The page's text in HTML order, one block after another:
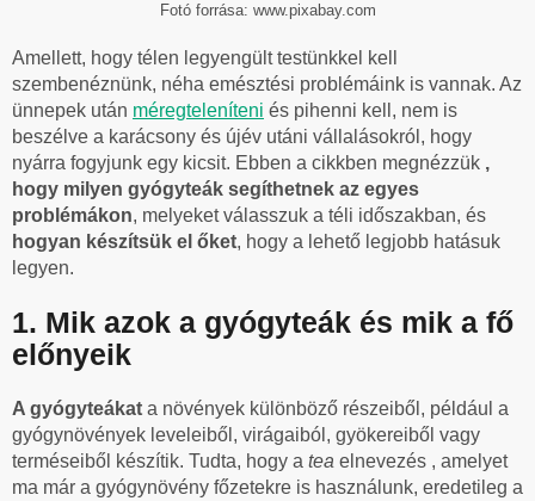
Fotó forrása: www.pixabay.com
Amellett, hogy télen legyengült testünkkel kell
szembenéznünk, néha emésztési problémáink is vannak. Az
ünnepek után méregteleníteni és pihenni kell, nem is
beszélve a karácsony és újév utáni vállalásokról, hogy
nyárra fogyjunk egy kicsit. Ebben a cikkben megnézzük ,
hogy milyen gyógyteák segíthetnek az egyes
problémákon, melyeket válasszuk a téli időszakban, és
hogyan készítsük el őket, hogy a lehető legjobb hatásuk
legyen.
1. Mik azok a gyógyteák és mik a fő
előnyeik
A gyógyteákat a növények különböző részeiből, például a
gyógynövények leveleiből, virágaiból, gyökereiből vagy
terméseiből készítik. Tudta, hogy a tea elnevezés , amelyet
ma már a gyógynövény főzetekre is használunk, eredetileg a